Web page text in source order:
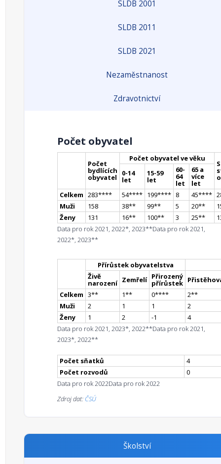
SLDB 2001
SLDB 2011
SLDB 2021
Nezaměstnanost
Zdravotnictví
Počet obyvatel
Počet
bydlících
obyvatel
Počet obyvatel ve věku
0-14
let
15-59
let
60-
64
let
65 a
více
let
Celkem 283**** 54**** 199**** 8 45****
Muži
158 38** 99** 5 20**
Ženy
131 16** 100** 3 25**
Data pro rok 2021, 2022*, 2023**Data pro rok 2021,
2022*, 2023**
Přírůstek obyvatelstva
Živě
narození Zemřelí Přirozený
přírůstek
Celkem 3** 1** 0**** 2**
Muži
2 1 1
2
Ženy
1 2 -1
4
Data pro rok 2021, 2023*, 2022**Data pro rok 2021,
2023*, 2022**
Počet sňatků
4
Počet rozvodů
0
Data pro rok 2022Data pro rok 2022
Zdroj dat: ČSÚ
Školství